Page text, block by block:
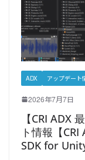
ADX アップデート
2026年7月7日
【CRI ADX
ト情報【
SDK for